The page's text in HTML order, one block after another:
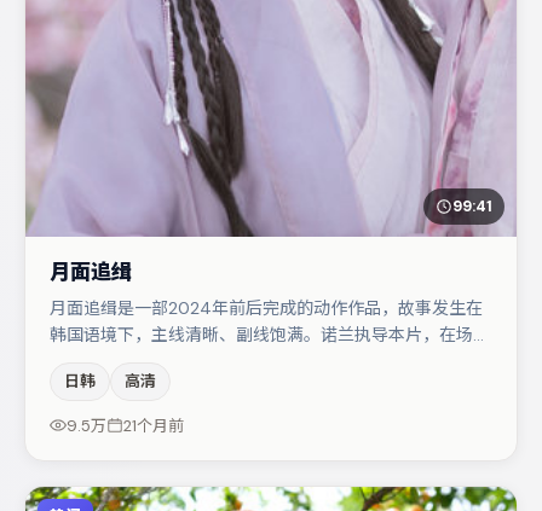
99:41
月面追缉
月面追缉是一部2024年前后完成的动作作品，故事发生在
韩国语境下，主线清晰、副线饱满。诺兰执导本片，在场面
高银与黄渤的对手戏构成全片情感锚点，沈腾则以细节塑造
推动谜题层层揭开。若你偏爱强类型与清晰主线，这部作品
日韩 高清
9.5万 21个月前